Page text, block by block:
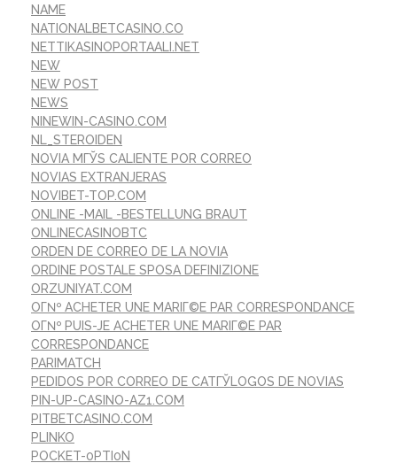
NAME
NATIONALBETCASINO.CO
NETTIKASINOPORTAALI.NET
NEW
NEW POST
NEWS
NINEWIN-CASINO.COM
NL_STEROIDEN
NOVIA MГЎS CALIENTE POR CORREO
NOVIAS EXTRANJERAS
NOVIBET-TOP.COM
ONLINE -MAIL -BESTELLUNG BRAUT
ONLINECASINOBTC
ORDEN DE CORREO DE LA NOVIA
ORDINE POSTALE SPOSA DEFINIZIONE
ORZUNIYAT.COM
OГ№ ACHETER UNE MARIГ©E PAR CORRESPONDANCE
OГ№ PUIS-JE ACHETER UNE MARIГ©E PAR
CORRESPONDANCE
PARIMATCH
PEDIDOS POR CORREO DE CATГЎLOGOS DE NOVIAS
PIN-UP-CASINO-AZ1.COM
PITBETCASINO.COM
PLINKO
POCKET-0PTI0N